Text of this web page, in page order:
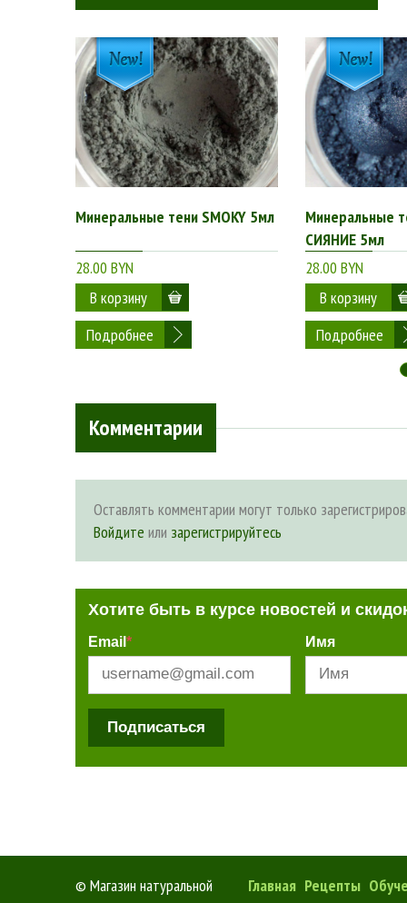
Минеральные тени SMOKY 5мл
28.00 BYN
Подробнее
Минеральные
СИЯНИЕ 5мл
28.00 BYN
Подробнее
Комментарии
Оставлять комментарии могут только
Войдите или зарегистрируйтесь
Хотите быть в курсе новостей и
Email * Имя
Подписаться
© Магазин натуральной
Главная Рецепты